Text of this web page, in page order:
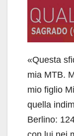
«Questa
mia MTB.
mio figlio
quella
Berlino: